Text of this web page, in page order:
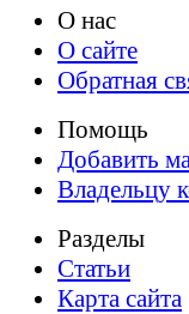
О нас
О сайте
Обратная
Помощь
Добавить
Владельцу
Разделы
Статьи
Карта сайта